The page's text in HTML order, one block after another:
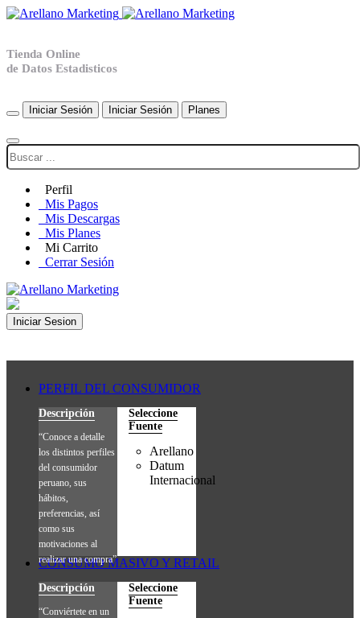
Tienda Online
de Datos Estadisticos
Iniciar Sesión Iniciar Sesión Planes
Perfil
Mis Pagos
Mis Descargas
Mis Planes
Mi Carrito
Cerrar Sesión
Iniciar Sesion
PERFIL DEL CONSUMIDOR
Descripción
“Conoce a detalle
los distintos perfiles
del consumidor
peruano, sus
hábitos,
preferencias, así
como sus
motivaciones al
realizar una compra”
Seleccione
Fuente
Arellano
Datum
Internacional
CONSUMO MASIVO Y RETAIL
Descripción
“Conviértete en un
Seleccione
Fuente